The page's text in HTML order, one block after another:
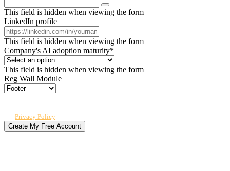
This field is hidden when viewing the form
LinkedIn profile
This field is hidden when viewing the form
Company's AI adoption maturity*
This field is hidden when viewing the form
Reg Wall Module
Privacy Policy.